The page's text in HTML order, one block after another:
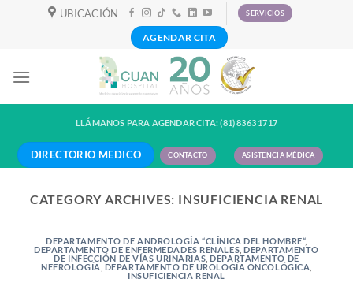
UBICACIÓN SERVICIOS
AGENDAR CITA
LLÁMANOS PARA AGENDAR CITA: (81) 8363 1717
DIRECTORIO MEDICO CONTACTO ASISTENCIA MÉDICA
CATEGORY ARCHIVES: INSUFICIENCIA RENAL
DEPARTAMENTO DE ANDROLOGÍA “CLÍNICA DEL HOMBRE“,
DEPARTAMENTO DE ENFERMEDADES RENALES ,DEPARTAMENTO
DE INFECCIÓN DE VÍAS URINARIAS ,DEPARTAMENTO DE
NEFROLOGÍA DEPARTAMENTO DE UROLOGÍA ONCOLÓGICA
INSUFICIENCIA RENAL